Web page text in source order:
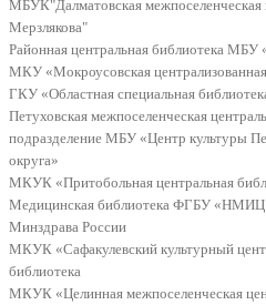
МБУК"Далматовская межпоселенческая
Мерзлякова"
Районная центральная библиотека
МКУ «Мокроусовская
ГКУ «Областная специальная
Петуховская межпоселенческая
подразделение МБУ «Центр культуры
округа»
МКУК «Притобольная центральная
Медицинская библиотека ФГБУ «НМИЦ
Минздрава России
МКУК «Сафакулевский культурный
библиотека
МКУК «Целинная межпоселенческая